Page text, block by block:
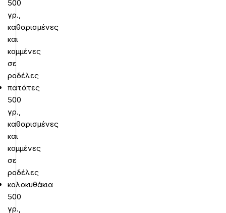
500
γρ.,
καθαρισμένες
και
κομμένες
σε
ροδέλες
πατάτες
500
γρ.,
καθαρισμένες
και
κομμένες
σε
ροδέλες
κολοκυθάκια
500
γρ.,